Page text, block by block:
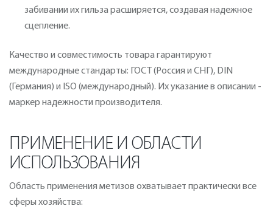
забивании их гильза расширяется, создавая надежное
сцепление.
Качество и совместимость товара гарантируют
международные стандарты: ГОСТ (Россия и СНГ), DIN
(Германия) и ISO (международный). Их указание в описании -
маркер надежности производителя.
ПРИМЕНЕНИЕ И ОБЛАСТИ
ИСПОЛЬЗОВАНИЯ
Область применения метизов охватывает практически все
сферы хозяйства: